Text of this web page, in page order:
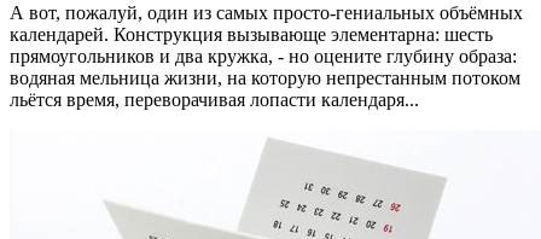
А вот, пожалуй, один из самых просто-гениальных объёмных
календарей. Конструкция вызывающе элементарна: шесть
прямоугольников и два кружка, - но оцените глубину образа:
водяная мельница жизни, на которую непрестанным потоком
льётся время, переворачивая лопасти календаря...